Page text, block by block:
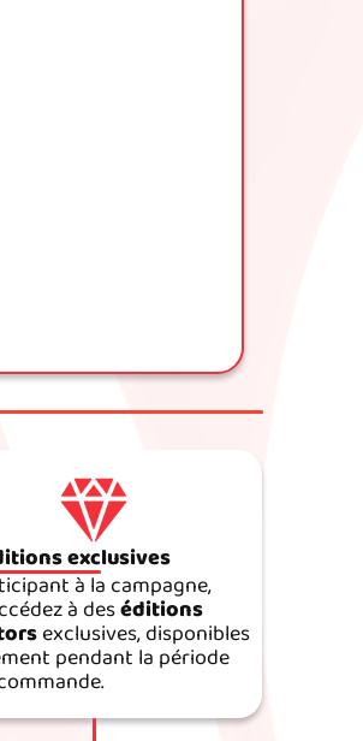
exclusives
à la campagne,
à deséditions
exclusives, disponibles
pendant la période